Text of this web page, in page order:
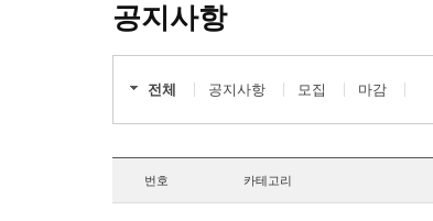
공지사항
전체 공지사항 모집 마감
번호 카테고리